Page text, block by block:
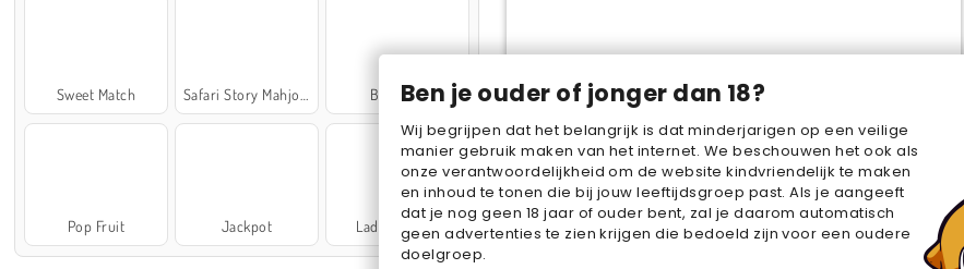
Ben je ouder of jonger dan 18?
Wij begrijpen dat het belangrijk is dat minderjarigen op een veilige
manier gebruik maken van het internet. We beschouwen het ook als
onze verantwoordelijkheid om de website kindvriendelijk te maken
en inhoud te tonen die bij jouw leeftijdsgroep past. Als je aangeeft
dat je nog geen 18 jaar of ouder bent, zal je daarom automatisch
geen advertenties te zien krijgen die bedoeld zijn voor een oudere
doelgroep.
Sweet Match Ball Sort
Pop Fruit Jackpot Lady Popular
Cake Merge 2
Cake Merge 2 Marble Sort